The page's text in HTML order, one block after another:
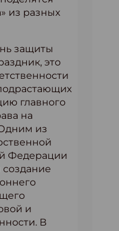
из разных
защиты
это
главного
на
из
Федерации
и
В